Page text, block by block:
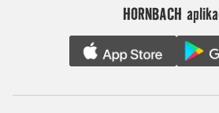
HORNBACH